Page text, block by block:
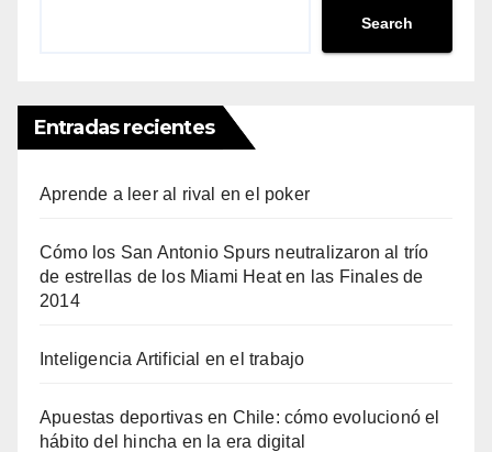
Search
Entradas recientes
Aprende a leer al rival en el poker
Cómo los San Antonio Spurs neutralizaron al trío
de estrellas de los Miami Heat en las Finales de
2014
Inteligencia Artificial en el trabajo
Apuestas deportivas en Chile: cómo evolucionó el
hábito del hincha en la era digital